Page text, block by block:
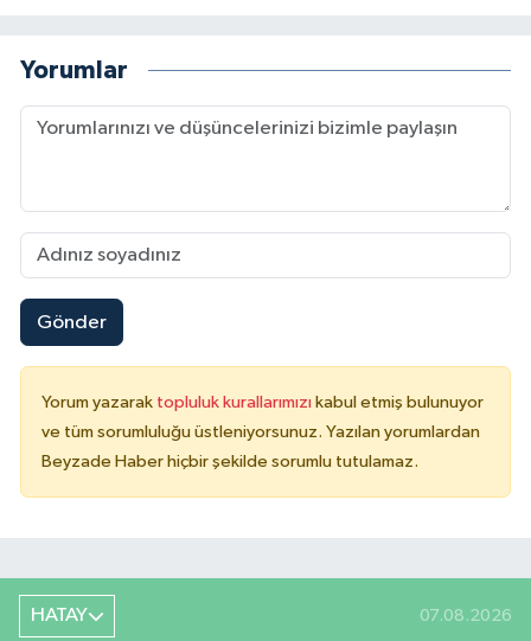
Yorumlar
Gönder
Yorum yazarak topluluk kurallarımızı kabul etmiş bulunuyor
ve tüm sorumluluğu üstleniyorsunuz. Yazılan yorumlardan
Beyzade Haber hiçbir şekilde sorumlu tutulamaz.
HATAY 07.08.2026